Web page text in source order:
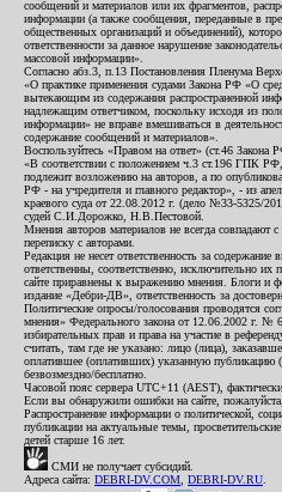
сообщений и материалов или их фрагментов,
информации (а также сообщения, переданные в
общественных организаций и объединений),
ответственности за данное нарушение
массовой информации».
Согласно абз.3, п.13 Постановления Пленума
«О практике применения судами Закона РФ «О
вытекающим из содержания распространенной
надлежащим ответчиком, поскольку исходя из
информации» не вправе вмешиваться в
содержание сообщений и материалов».
Воспользуйтесь «Правом на ответ» (ст.46
«В соответствии с положением ч.3 ст.196 ГПК РФ,
подлежит возложению на авторов, а по
РФ - на учредителя и главного редактор», - из
краевого суда от 22.08.2012 г. (дело №33-5325/
судей С.И.Дорожко, Н.В.Пестовой.
Мнения авторов материалов не всегда совпадают
переписку с авторами.
Редакция не несет ответственность за
ответственны, соответственно, исключительно
сайте приравнены к выражению мнения. Блоги и
издание «Дебри-ДВ», ответственность за
Политические опросы/голосования проводятся
мнения» Федерального закона от 12.06.2002 г. №
избирательных прав и права на участие в
считать, там где не указано: лицо (лица),
оплатившее (оплативших) указанную публикацию
безвозмездно/бесплатно.
Часовой пояс сервера UTC+11 (AEST),
Если вы обнаружили ошибки на сайте, пожалуйста,
Распространение информации о политической,
публикации на актуальные темы,
детей старше 16 лет.
СМИ не получает субсидий.
Адреса сайта: DEBRI-DV.COM DEBRI-DV.RU